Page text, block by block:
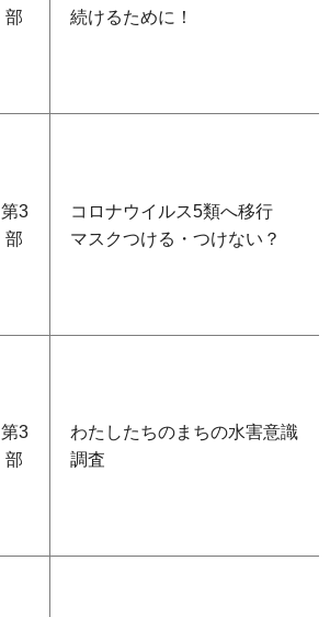
部
続けるために！
第3
部
コロナウイルス5類へ移行
マスクつける・つけない？
第3
部
わたしたちのまちの水害意識
調査